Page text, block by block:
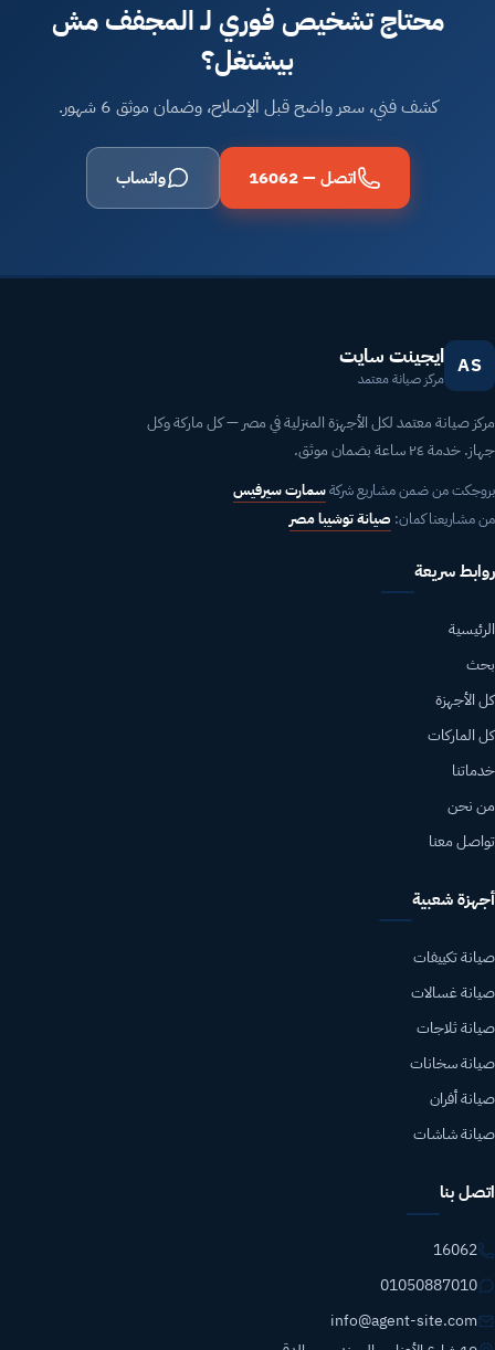
محتاج تشخيص فوري لـ المجفف مش
بيشتغل؟
كشف فني، سعر واضح قبل الإصلاح، وضمان موثق 6 شهور.
اتصل — 16062 واتساب
AS ايجينت سايت
مركز صيانة معتمد
مركز صيانة معتمد لكل الأجهزة المنزلية في مصر — كل ماركة وكل
جهاز. خدمة ٢٤ ساعة بضمان موثق.
بروجكت من ضمن مشاريع شركةسمارت سيرفيس
من مشاريعنا كمان: صيانة توشيبا مصر
روابط سريعة
الرئيسية
بحث
كل الأجهزة
كل الماركات
خدماتنا
من نحن
تواصل معنا
أجهزة شعبية
صيانة تكييفات
صيانة غسالات
صيانة ثلاجات
صيانة سخانات
صيانة أفران
صيانة شاشات
اتصل بنا
16062
01050887010
info@agent-site.com